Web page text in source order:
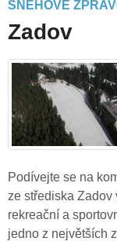
SNĚHOVÉ
Zadov
Podívejte se na
ze střediska Zadov
rekreační a
jedno z největších